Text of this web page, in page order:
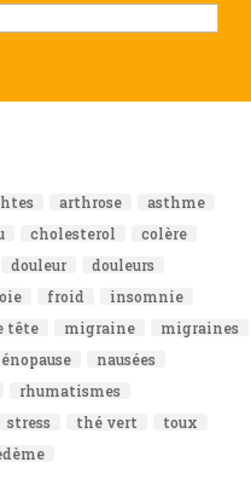
arthrose
asthme
cholesterol
colère
douleur
douleurs
froid
insomnie
tête migraine
migraines
nausées
rhumatismes
stress thé vert
toux